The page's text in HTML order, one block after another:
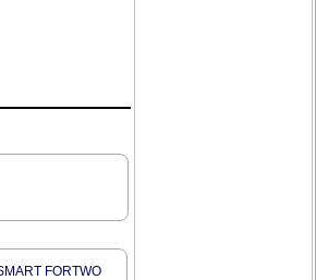
FORTWO